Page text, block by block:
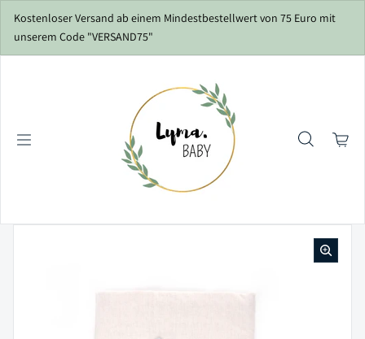
Kostenloser Versand ab einem Mindestbestellwert von 75 Euro mit
unserem Code "VERSAND75"